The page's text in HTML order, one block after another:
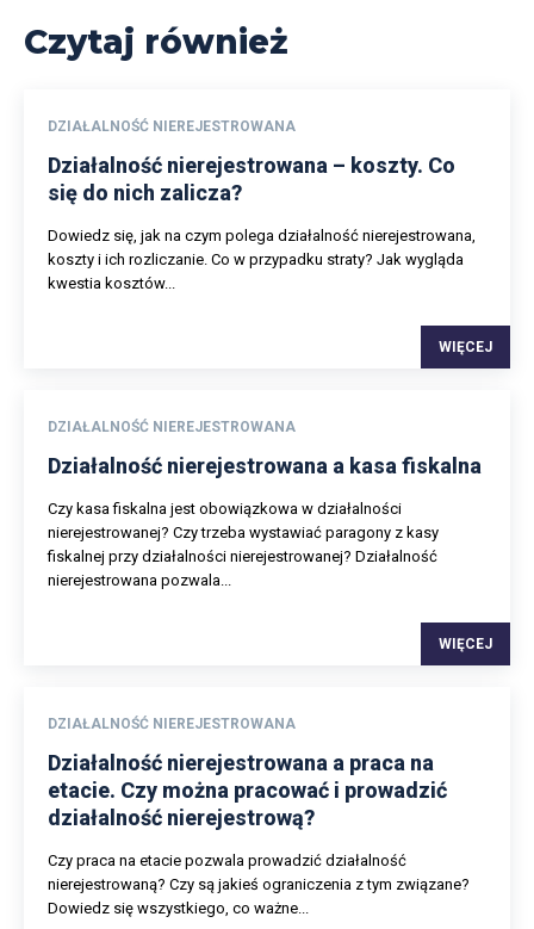
Czytaj również
DZIAŁALNOŚĆ NIEREJESTROWANA
Działalność nierejestrowana – koszty. Co
się do nich zalicza?
Dowiedz się, jak na czym polega działalność nierejestrowana,
koszty i ich rozliczanie. Co w przypadku straty? Jak wygląda
kwestia kosztów...
WIĘCEJ
DZIAŁALNOŚĆ NIEREJESTROWANA
Działalność nierejestrowana a kasa fiskalna
Czy kasa fiskalna jest obowiązkowa w działalności
nierejestrowanej? Czy trzeba wystawiać paragony z kasy
fiskalnej przy działalności nierejestrowanej? Działalność
nierejestrowana pozwala...
WIĘCEJ
DZIAŁALNOŚĆ NIEREJESTROWANA
Działalność nierejestrowana a praca na
etacie. Czy można pracować i prowadzić
działalność nierejestrową?
Czy praca na etacie pozwala prowadzić działalność
nierejestrowaną? Czy są jakieś ograniczenia z tym związane?
Dowiedz się wszystkiego, co ważne...